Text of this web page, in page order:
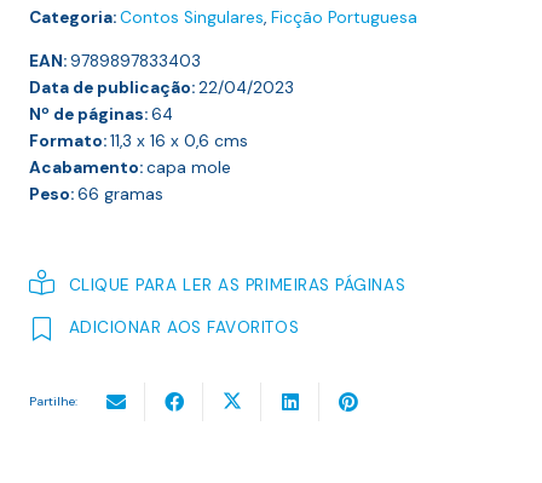
Categoria:Contos Singulares, Ficção Portuguesa
EAN:9789897833403
Data de publicação:22/04/2023
Nº de páginas:64
Formato:11,3 x 16 x 0,6 cms
Acabamento:capa mole
Peso:66 gramas
CLIQUE PARA LER AS PRIMEIRAS PÁGINAS
ADICIONAR AOS FAVORITOS
Partilhe: